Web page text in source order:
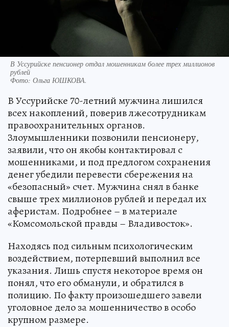
В Уссурийске пенсионер отдал мошенникам более трех миллионов
рублей
Фото: Ольга ЮШКОВА.
В Уссурийске 70-летний мужчина лишился
всех накоплений, поверив лжесотрудникам
правоохранительных органов.
Злоумышленники позвонили пенсионеру,
заявили, что он якобы контактировал с
мошенниками, и под предлогом сохранения
денег убедили перевести сбережения на
«безопасный» счет. Мужчина снял в банке
свыше трех миллионов рублей и передал их
аферистам. Подробнее – в материале
«Комсомольской правды – Владивосток».
Находясь под сильным психологическим
воздействием, потерпевший выполнил все
указания. Лишь спустя некоторое время он
понял, что его обманули, и обратился в
полицию. По факту произошедшего завели
уголовное дело за мошенничество в особо
крупном размере.